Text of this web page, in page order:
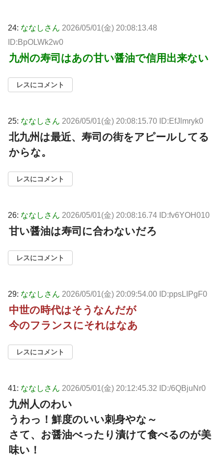
24: ななしさん 2026/05/01(金) 20:08:13.48
ID:BpOLWk2w0
九州の寿司はあの甘い醤油で信用出来ない
レスにコメント
25: ななしさん 2026/05/01(金) 20:08:15.70 ID:EfJlmryk0
北九州は最近、寿司の街をアピールしてる
からな。
レスにコメント
26: ななしさん 2026/05/01(金) 20:08:16.74 ID:fv6YOH010
甘い醤油は寿司に合わないだろ
レスにコメント
29: ななしさん 2026/05/01(金) 20:09:54.00 ID:ppsLIPgF0
中世の時代はそうなんだが
今のフランスにそれはなあ
レスにコメント
41: ななしさん 2026/05/01(金) 20:12:45.32 ID:/6QBjuNr0
九州人のわい
うわっ！鮮度のいい刺身やな～
さて、お醤油べったり漬けて食べるのが美
味い！